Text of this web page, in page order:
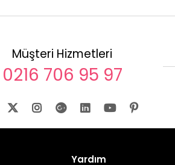
Müşteri Hizmetleri
0216 706 95 97
Yardım